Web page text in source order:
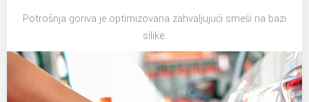
Potrošnja goriva je optimizovana zahvaljujući smeši na bazi
silike.